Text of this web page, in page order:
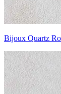
Bijoux Quartz